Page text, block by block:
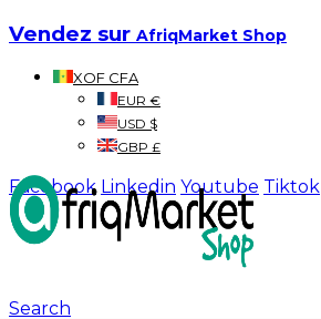
Vendez sur AfriqMarket Shop
XOF CFA
EUR €
USD $
GBP £
Facebook Linkedin Youtube Tiktok
Search